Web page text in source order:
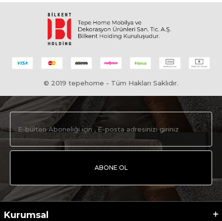
© 2019 tepehome - Tüm Hakları Saklıdır.
ABONE OL
Kurumsal